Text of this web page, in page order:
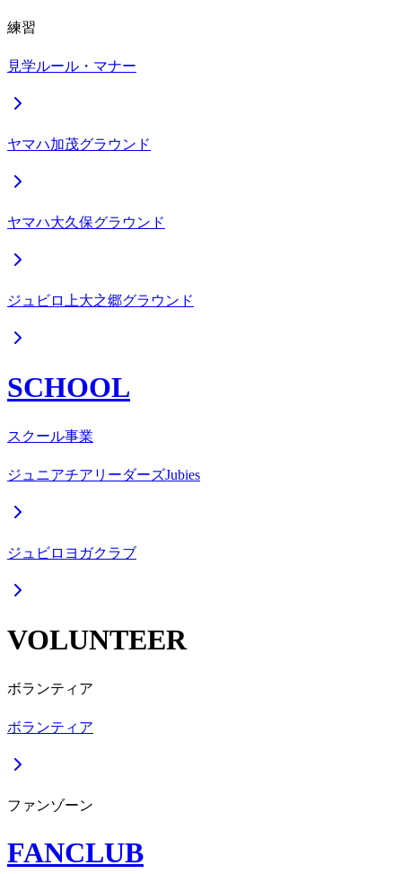
練習
見学ルール・マナー
ヤマハ加茂グラウンド
ヤマハ大久保グラウンド
ジュビロ上大之郷グラウンド
SCHOOL
スクール事業
ジュニアチアリーダーズJubies
ジュビロヨガクラブ
VOLUNTEER
ボランティア
ボランティア
ファンゾーン
FANCLUB